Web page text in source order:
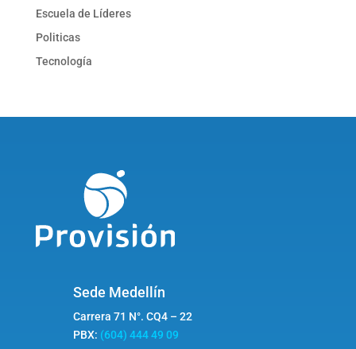
Escuela de Líderes
Politicas
Tecnología
Sede Medellín
Carrera 71 N°. CQ4 – 22
PBX: (604) 444 49 09